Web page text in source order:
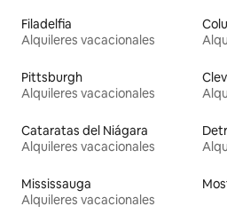
Filadelfia
Alquileres vacacionales
Pittsburgh
Alquileres vacacionales
Cataratas del Niágara
Alquileres vacacionales
Mississauga
Alquileres vacacionales